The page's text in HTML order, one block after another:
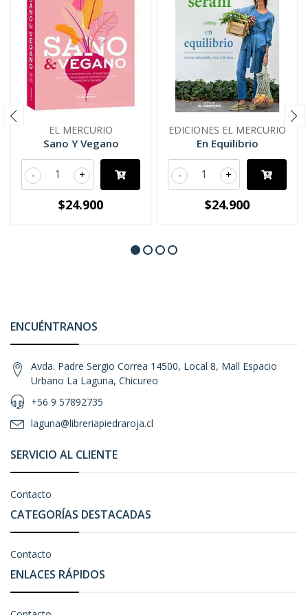
EL MERCURIO
Sano Y Vegano
+
-
$24.900
EDICIONES EL MERCURIO
En Equilibrio
+
-
$24.900
ENCUÉNTRANOS
Avda. Padre Sergio Correa 14500, Local 8, Mall Espacio
Urbano La Laguna, Chicureo
+56 9 57892735
laguna@libreriapiedraroja.cl
SERVICIO AL CLIENTE
Contacto
CATEGORÍAS DESTACADAS
Contacto
ENLACES RÁPIDOS